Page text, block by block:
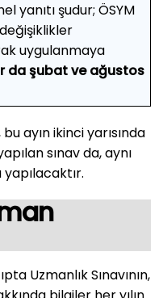
yanıtı şudur; ÖSYM
uygulanmaya
da şubat ve ağustos
ayın ikinci yarısında
sınav da, aynı
yapılacaktır.
Uzmanlık Sınavının,